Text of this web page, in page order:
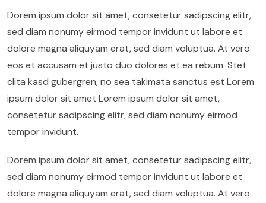
Dorem ipsum dolor sit amet, consetetur sadipscing elitr,
sed diam nonumy eirmod tempor invidunt ut labore et
dolore magna aliquyam erat, sed diam voluptua. At vero
eos et accusam et justo duo dolores et ea rebum. Stet
clita kasd gubergren, no sea takimata sanctus est Lorem
ipsum dolor sit amet Lorem ipsum dolor sit amet,
consetetur sadipscing elitr, sed diam nonumy eirmod
tempor invidunt.
Dorem ipsum dolor sit amet, consetetur sadipscing elitr,
sed diam nonumy eirmod tempor invidunt ut labore et
dolore magna aliquyam erat, sed diam voluptua. At vero